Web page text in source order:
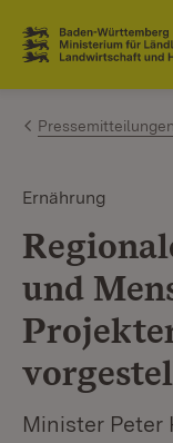
Zum Inhalt
Link zur
Pressemitteilungen
Ernährung
und
Minister Peter